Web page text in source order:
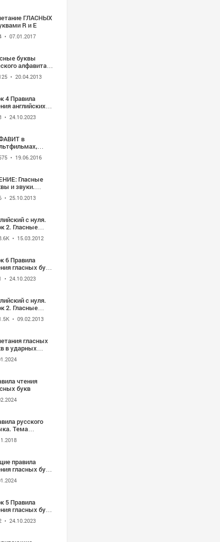
ГЛАСНЫХ
с буквами R и E
• 07.01.2017
буквы
алфавита
иностранцев
• 20.04.2013
4 Правила
английских
букв O и U в
и
• 24.10.2023
в
Азбука в
про все
• 19.06.2016
Гласные
и звуки.
names &
• 25.10.2013
с нуля.
2. Гласные
- YouTube
• 15.03.2012
6 Правила
гласных букв
с
буквой R и
• 24.10.2023
с нуля.
2. Гласные
• 09.02.2013
гласных
в ударных
чтения
букв
русского
Тема
после
Ц
правила
гласных букв
слогах
5 Правила
гласных букв
с буквой
• 24.10.2023